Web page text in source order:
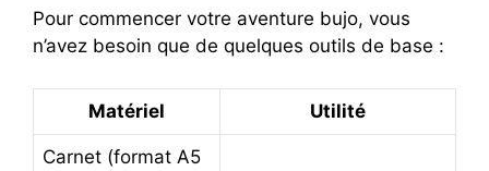
Pour commencer votre aventure bujo, vous
n’avez besoin que de quelques outils de base :
Matériel Utilité
Carnet (format A5